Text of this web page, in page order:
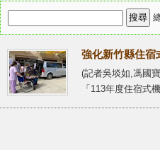
強化新竹縣住宿
(記者吳埮如,馮國
「113年度住宿式